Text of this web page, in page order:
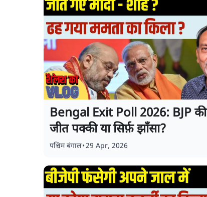
Bengal Exit Poll 2026: BJP की
जीत पक्की या सिर्फ़ झाँसा?
पश्चिम बंगाल•29 Apr, 2026